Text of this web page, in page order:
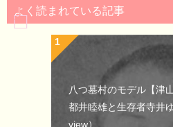
よく読まれている記事
八つ墓村のモデル【津
都井睦雄と生存者寺井
view）